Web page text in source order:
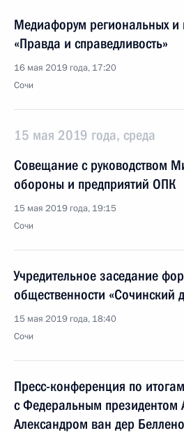
Медиафорум региональных
«Правда и справедливость»
16 мая 2019 года, 17:20
Сочи
15 мая 2019 года, среда
Совещание с руководством
обороны и предприятий ОПК
15 мая 2019 года, 19:15
Сочи
Учредительное заседание
общественности «Сочинский
15 мая 2019 года, 18:40
Сочи
Пресс-конференция по
с Федеральным президентом
Александром ван дер